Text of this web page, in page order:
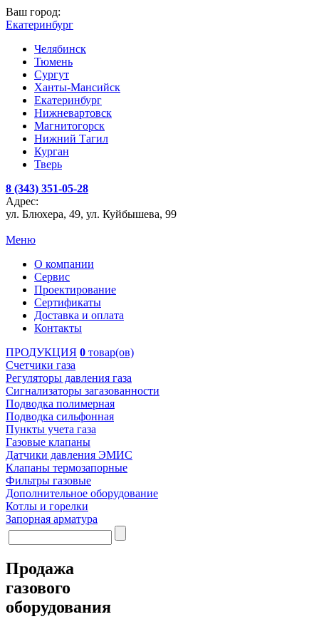
Ваш город:
Екатеринбург
Челябинск
Тюмень
Сургут
Ханты-Мансийск
Екатеринбург
Нижневартовск
Магнитогорск
Нижний Тагил
Курган
Тверь
8 (343) 351-05-28
Адрес:
ул. Блюхера, 49, ул. Куйбышева, 99
Меню
О компании
Сервис
Проектирование
Сертификаты
Доставка и оплата
Контакты
ПРОДУКЦИЯ 0 товар(ов)
Счетчики газа
Регуляторы давления газа
Сигнализаторы загазованности
Подводка полимерная
Подводка сильфонная
Пункты учета газа
Газовые клапаны
Датчики давления ЭМИС
Клапаны термозапорные
Фильтры газовые
Дополнительное оборудование
Котлы и горелки
Запорная арматура
Продажа
газового
оборудования